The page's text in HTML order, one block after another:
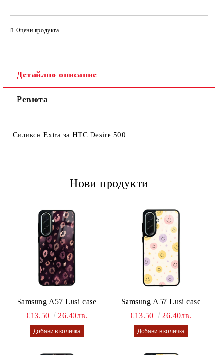
Оцени продукта
Детайлно описание
Ревюта
Силикон Extra за HTC Desire 500
Нови продукти
Samsung A57 Lusi case
€13.50
26.40лв.
Samsung A57 Lusi case
€13.50
26.40лв.